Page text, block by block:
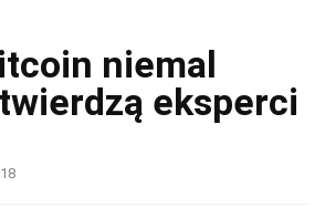
niemal
eksperci